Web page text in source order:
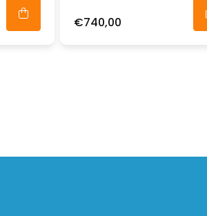
€740,00